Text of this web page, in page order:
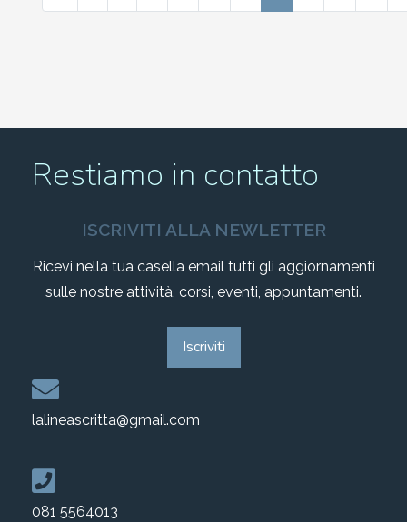
Restiamo in contatto
ISCRIVITI ALLA NEWLETTER
Ricevi nella tua casella email tutti gli aggiornamenti
sulle nostre attività, corsi, eventi, appuntamenti.
Iscriviti
lalineascritta@gmail.com
081 5564013